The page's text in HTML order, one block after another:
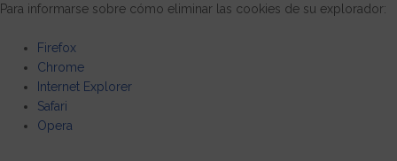
Para informarse sobre cómo eliminar las cookies de su explorador:
Firefox
Chrome
Internet Explorer
Safari
Opera